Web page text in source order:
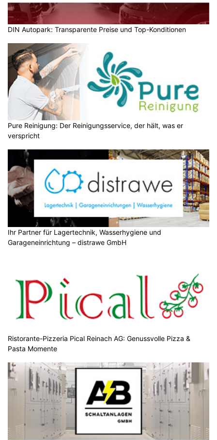
DIN Autopark: Transparente Preise und Top-Konditionen
Pure Reinigung: Der Reinigungsservice, der hält, was er
verspricht
Ihr Partner für Lagertechnik, Wasserhygiene und
Garageneinrichtung – distrawe GmbH
Ristorante-Pizzeria Pical Reinach AG: Genussvolle Pizza &
Pasta Momente